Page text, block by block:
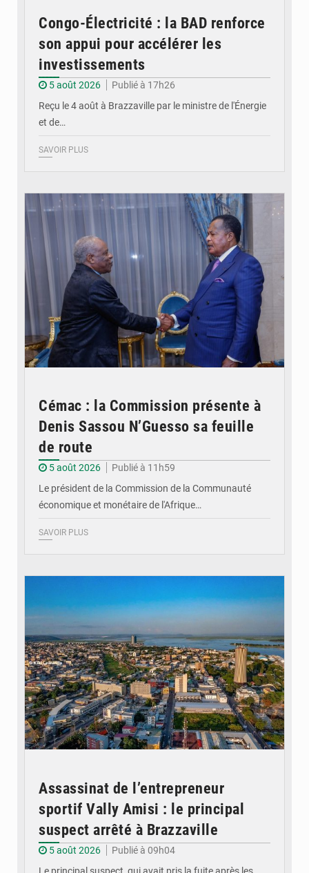
Congo-Électricité : la BAD renforce
son appui pour accélérer les
investissements
5 août 2026
Publié à 17h26
Reçu le 4 août à Brazzaville par le ministre de l'Énergie
et de…
SAVOIR PLUS
Cémac : la Commission présente à
Denis Sassou N’Guesso sa feuille
de route
5 août 2026
Publié à 11h59
Le président de la Commission de la Communauté
économique et monétaire de l'Afrique…
SAVOIR PLUS
Assassinat de l’entrepreneur
sportif Vally Amisi : le principal
suspect arrêté à Brazzaville
5 août 2026
Publié à 09h04